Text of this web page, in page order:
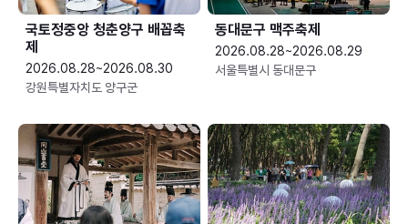
국토정중앙 청춘양구 배꼽축
제
2026.08.28~2026.08.30
강원특별자치도 양구군
동대문구 맥주축제
2026.08.28~2026.08.29
서울특별시 동대문구